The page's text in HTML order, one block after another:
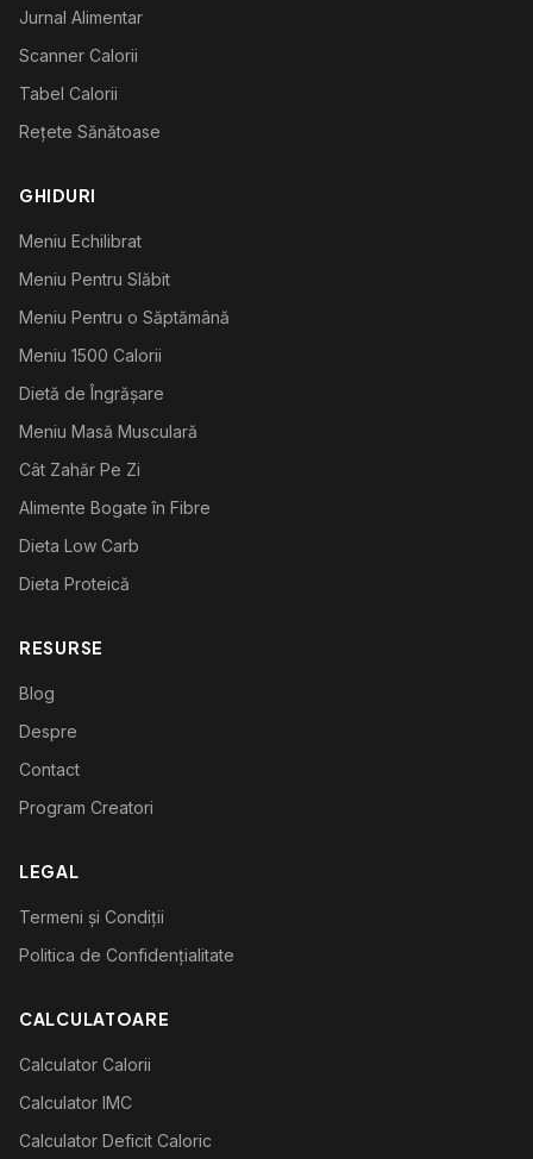
Jurnal Alimentar
Scanner Calorii
Tabel Calorii
Rețete Sănătoase
GHIDURI
Meniu Echilibrat
Meniu Pentru Slăbit
Meniu Pentru o Săptămână
Meniu 1500 Calorii
Dietă de Îngrășare
Meniu Masă Musculară
Cât Zahăr Pe Zi
Alimente Bogate în Fibre
Dieta Low Carb
Dieta Proteică
RESURSE
Blog
Despre
Contact
Program Creatori
LEGAL
Termeni și Condiții
Politica de Confidențialitate
CALCULATOARE
Calculator Calorii
Calculator IMC
Calculator Deficit Caloric